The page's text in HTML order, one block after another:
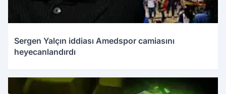
Sergen Yalçın iddiası Amedspor camiasını
heyecanlandırdı